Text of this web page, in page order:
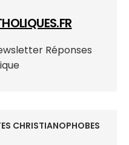
CHRISTIANOPHOBES